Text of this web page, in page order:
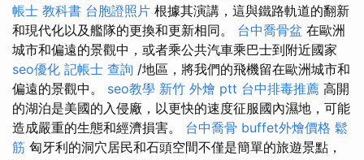
帳士 教科書 台胞證照片 根據其演講，這與鐵路軌道的翻新
和現代化以及艦隊的更換和更新相同。 台中喬骨盆 在歐洲
城市和偏遠的景觀中，或者乘公共汽車乘巴士到附近國家
seo優化 記帳士 查詢 /地區，將我們的飛機留在歐洲城市和
偏遠的景觀中。 seo教學 新竹 外燴 ptt 台中排毒推薦 高開
的湖泊是美國的入侵廠，以更快的速度征服國內濕地，可能
造成嚴重的生態和經濟損害。 台中喬骨 buffet外燴價格 鬆
筋 匈牙利的洞穴居民和石頭空間不僅是簡單的旅遊景點，